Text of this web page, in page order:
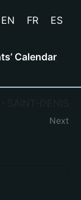
EN FR ES
Calendar
Next